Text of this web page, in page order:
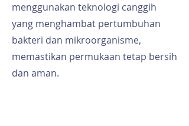
menggunakan teknologi canggih
yang menghambat pertumbuhan
bakteri dan mikroorganisme,
memastikan permukaan tetap bersih
dan aman.